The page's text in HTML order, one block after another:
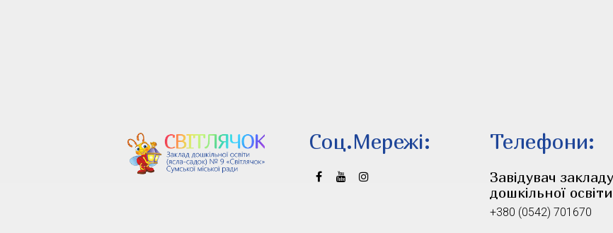
Соц.Мережi: Телефони:
Завідувач закладу
дошкільної освіти
+380 (0542) 701670